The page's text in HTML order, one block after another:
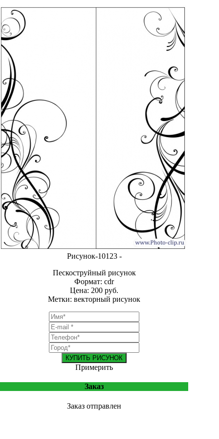
Рисунок-10123 -
Пескоструйный рисунок
Формат: cdr
Цена: 200 руб.
Метки: векторный рисунок
КУПИТЬ РИСУНОК
Примерить
Заказ
Заказ отправлен